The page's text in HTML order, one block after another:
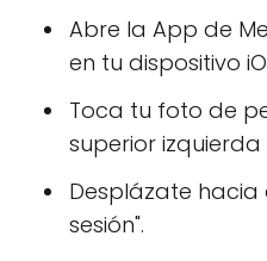
Abre la App de
en tu dispositivo
Toca tu foto de
superior
Desplázate
sesión".